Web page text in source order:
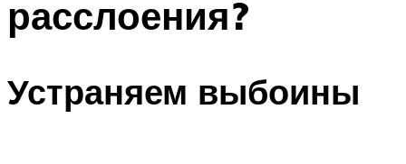
расслоения?
Устраняем выбоины